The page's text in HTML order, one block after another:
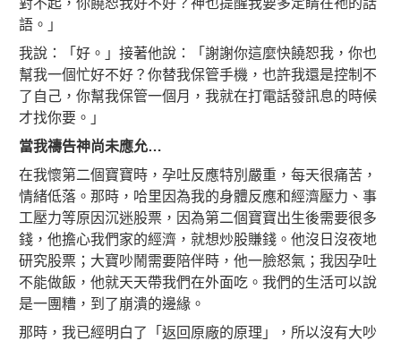
語。」
我說：「好。」接著他說：「謝謝你這麼快饒恕我，你也
幫我一個忙好不好？你替我保管手機，也許我還是控制不
了自己，你幫我保管一個月，我就在打電話發訊息的時候
才找你要。」
當我禱告神尚未應允…
在我懷第二個寶寶時，孕吐反應特別嚴重，每天很痛苦，
情緒低落。那時，哈里因為我的身體反應和經濟壓力、事
工壓力等原因沉迷股票，因為第二個寶寶出生後需要很多
錢，他擔心我們家的經濟，就想炒股賺錢。他沒日沒夜地
研究股票；大寶吵鬧需要陪伴時，他一臉怒氣；我因孕吐
不能做飯，他就天天帶我們在外面吃。我們的生活可以說
是一團糟，到了崩潰的邊緣。
那時，我已經明白了「返回原廠的原理」，所以沒有大吵